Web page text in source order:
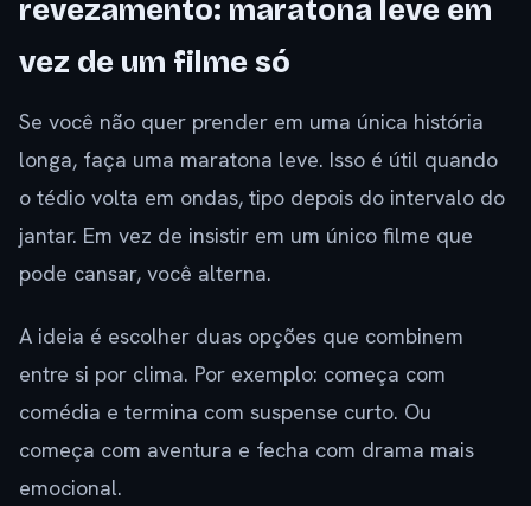
revezamento: maratona leve em
vez de um filme só
Se você não quer prender em uma única história
longa, faça uma maratona leve. Isso é útil quando
o tédio volta em ondas, tipo depois do intervalo do
jantar. Em vez de insistir em um único filme que
pode cansar, você alterna.
A ideia é escolher duas opções que combinem
entre si por clima. Por exemplo: começa com
comédia e termina com suspense curto. Ou
começa com aventura e fecha com drama mais
emocional.